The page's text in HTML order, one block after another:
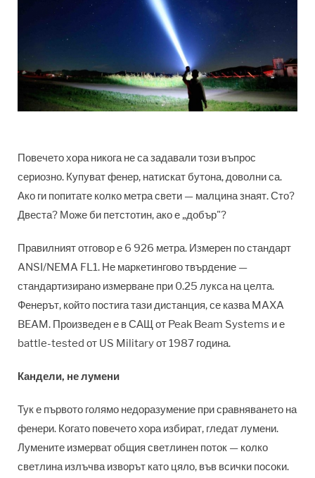
Повечето хора никога не са задавали този въпрос
сериозно. Купуват фенер, натискат бутона, доволни са.
Ако ги попитате колко метра свети — малцина знаят. Сто?
Двеста? Може би петстотин, ако е „добър"?
Правилният отговор е 6 926 метра. Измерен по стандарт
ANSI/NEMA FL1. Не маркетингово твърдение —
стандартизирано измерване при 0.25 лукса на целта.
Фенерът, който постига тази дистанция, се казва MAXA
BEAM. Произведен е в САЩ от Peak Beam Systems и е
battle-tested от US Military от 1987 година.
Кандели, не лумени
Тук е първото голямо недоразумение при сравняването на
фенери. Когато повечето хора избират, гледат лумени.
Лумените измерват общия светлинен поток — колко
светлина излъчва изворът като цяло, във всички посоки.